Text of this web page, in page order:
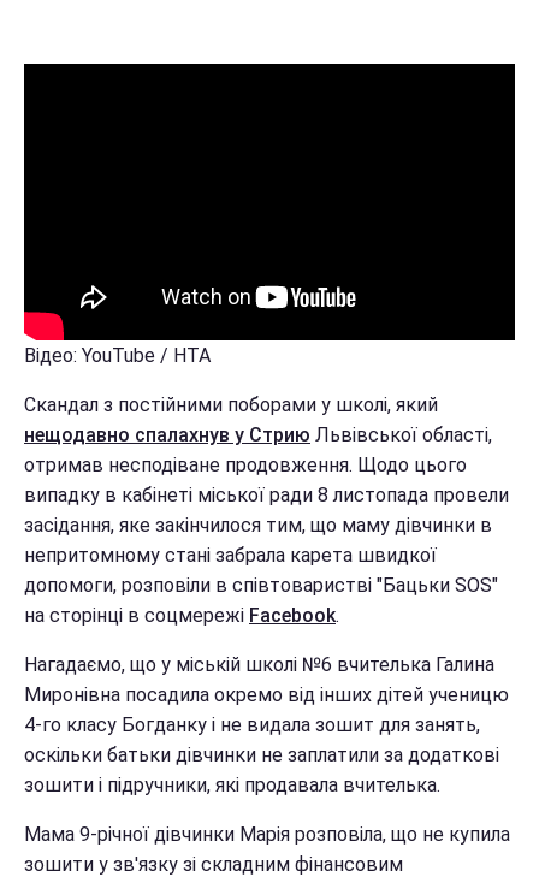
Відео: YouTube / НТА
Скандал з постійними поборами у школі, який
нещодавно спалахнув у Стрию Львівської області,
отримав несподіване продовження. Щодо цього
випадку в кабінеті міської ради 8 листопада провели
засідання, яке закінчилося тим, що маму дівчинки в
непритомному стані забрала карета швидкої
допомоги, розповіли в співтоваристві "Бацьки SOS"
на сторінці в соцмережі Facebook.
Нагадаємо, що у міській школі №6 вчителька Галина
Миронівна посадила окремо від інших дітей ученицю
4-го класу Богданку і не видала зошит для занять,
оскільки батьки дівчинки не заплатили за додаткові
зошити і підручники, які продавала вчителька.
Мама 9-річної дівчинки Марія розповіла, що не купила
зошити у зв'язку зі складним фінансовим